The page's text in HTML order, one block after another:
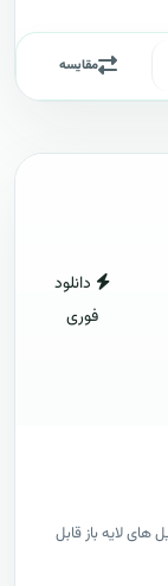
مقایسه
دانلود
فوری
لایه باز قابل